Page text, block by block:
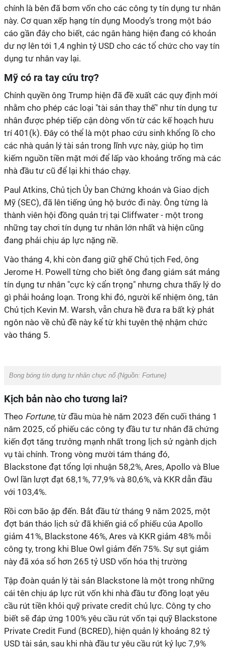
chính là bên đã bơm vốn cho các công ty tín dụng tư nhân
này. Cơ quan xếp hạng tín dụng Moody’s trong một báo
cáo gần đây cho biết, các ngân hàng hiện đang có khoản
dư nợ lên tới 1,4 nghìn tỷ USD cho các tổ chức cho vay tín
dụng tư nhân vay lại.
Mỹ có ra tay cứu trợ?
Chính quyền ông Trump hiện đã đề xuất các quy định mới
nhằm cho phép các loại "tài sản thay thế" như tín dụng tư
nhân được phép tiếp cận dòng vốn từ các kế hoạch hưu
trí 401(k). Đây có thể là một phao cứu sinh khổng lồ cho
các nhà quản lý tài sản trong lĩnh vực này, giúp họ tìm
kiếm nguồn tiền mặt mới để lấp vào khoảng trống mà các
nhà đầu tư cũ để lại khi tháo chạy.
Paul Atkins, Chủ tịch Ủy ban Chứng khoán và Giao dịch
Mỹ (SEC), đã lên tiếng ủng hộ bước đi này. Ông từng là
thành viên hội đồng quản trị tại Cliffwater - một trong
những tay chơi tín dụng tư nhân lớn nhất và hiện cũng
đang phải chịu áp lực nặng nề.
Vào tháng 4, khi còn đang giữ ghế Chủ tịch Fed, ông
Jerome H. Powell từng cho biết ông đang giám sát mảng
tín dụng tư nhân "cực kỳ cẩn trọng" nhưng chưa thấy lý do
gì phải hoảng loạn. Trong khi đó, người kế nhiệm ông, tân
Chủ tịch Kevin M. Warsh, vẫn chưa hề đưa ra bất kỳ phát
ngôn nào về chủ đề này kể từ khi tuyên thệ nhậm chức
vào tháng 5.
Bong bóng tín dụng tư nhân chực nổ (Nguồn: Fortune)
Kịch bản nào cho tương lai?
Theo Fortune, từ đầu mùa hè năm 2023 đến cuối tháng 1
năm 2025, cổ phiếu các công ty đầu tư tư nhân đã chứng
kiến ​​đợt tăng trưởng mạnh nhất trong lịch sử ngành dịch
vụ tài chính. Trong vòng mười tám tháng đó,
Blackstone đạt tổng lợi nhuận 58,2%, Ares, Apollo và Blue
Owl lần lượt đạt 68,1%, 77,9% và 80,6%, và KKR dẫn đầu
với 103,4%.
Rồi cơn bão ập đến. Bắt đầu từ tháng 9 năm 2025, một
đợt bán tháo lịch sử đã khiến giá cổ phiếu của Apollo
giảm 41%, Blackstone 46%, Ares và KKR giảm 48% mỗi
công ty, trong khi Blue Owl giảm đến 75%. Sự sụt giảm
này đã xóa sổ hơn 265 tỷ USD vốn hóa thị trường
Tập đoàn quản lý tài sản Blackstone là một trong những
cái tên chịu áp lực rút vốn khi nhà đầu tư đồng loạt yêu
cầu rút tiền khỏi quỹ private credit chủ lực. Công ty cho
biết sẽ đáp ứng 100% yêu cầu rút vốn tại quỹ Blackstone
Private Credit Fund (BCRED), hiện quản lý khoảng 82 tỷ
USD tài sản, sau khi nhà đầu tư yêu cầu rút kỷ lục 7,9%